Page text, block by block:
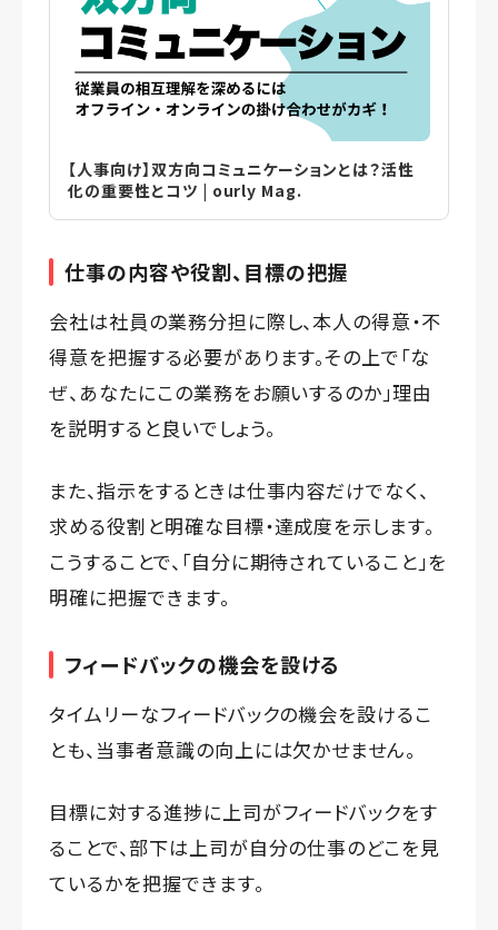
【人事向け】双方向コミュニケーションとは？活性
化の重要性とコツ | ourly Mag.
仕事の内容や役割、目標の把握
会社は社員の業務分担に際し、本人の得意・不
得意を把握する必要があります。その上で「な
ぜ、あなたにこの業務をお願いするのか」理由
を説明すると良いでしょう。
また、指示をするときは仕事内容だけでなく、
求める役割と明確な目標・達成度を示します。
こうすることで、「自分に期待されていること」を
明確に把握できます。
フィードバックの機会を設ける
タイムリーなフィードバックの機会を設けるこ
とも、当事者意識の向上には欠かせません。
目標に対する進捗に上司がフィードバックをす
ることで、部下は上司が自分の仕事のどこを見
ているかを把握できます。